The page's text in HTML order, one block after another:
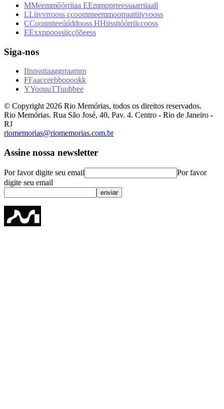
MMeemmóórriiaa EEmmpprreessaarriiaall
LLiivvrrooss ccoommeemmoorraattiivvooss
CCoonntteeúúddooss HHiissttóórriiccooss
EExxppoossiiççõõeess
Siga-nos
IInnssttaaggrraamm
FFaacceebbooookk
YYoouuTTuubbee
© Copyright 2026 Rio Memórias, todos os direitos reservados.
Rio Memórias. Rua São José, 40, Pav. 4. Centro - Rio de Janeiro -
RJ
riomemorias@riomemorias.com.br
Assine nossa newsletter
Por favor digite seu email
Por favor
digite seu email
enviar